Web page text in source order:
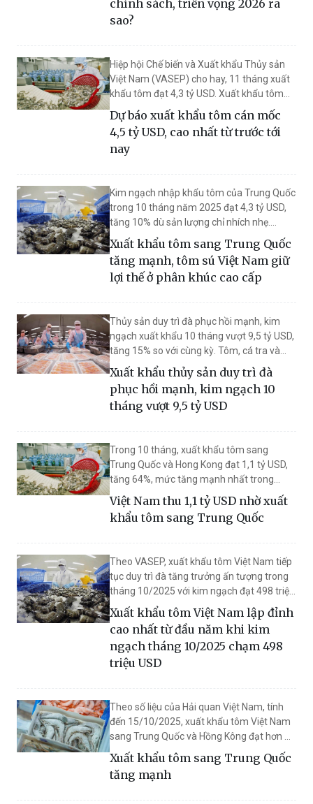
mong đợi.
chính sách, triển vọng 2026 ra
sao?
Hiệp hội Chế biến và Xuất khẩu Thủy sản
Việt Nam (VASEP) cho hay, 11 tháng xuất
khẩu tôm đạt 4,3 tỷ USD. Xuất khẩu tôm
Việt Nam được kỳ vọng sẽ cán mốc 4,5–
4,6 tỷ USD trong năm 2025, mức cao nhất
từ trước đến nay.
Dự báo xuất khẩu tôm cán mốc
4,5 tỷ USD, cao nhất từ trước tới
nay
Kim ngạch nhập khẩu tôm của Trung Quốc
trong 10 tháng năm 2025 đạt 4,3 tỷ USD,
tăng 10% dù sản lượng chỉ nhích nhẹ.
Trong bức tranh cạnh tranh ngày càng gay
gắt, tôm sú Việt Nam tiếp tục khẳng định vị
thế tại thị trường Trung Quốc và Hồng
Kông.
Xuất khẩu tôm sang Trung Quốc
tăng mạnh, tôm sú Việt Nam giữ
lợi thế ở phân khúc cao cấp
Thủy sản duy trì đà phục hồi mạnh, kim
ngạch xuất khẩu 10 tháng vượt 9,5 tỷ USD,
tăng 15% so với cùng kỳ. Tôm, cá tra và
nhóm mực - bạch tuộc giữ vai trò trụ cột,
trong khi thị trường Trung Quốc, Hồng
Kông tiếp tục dẫn dắt tăng trưởng.
Xuất khẩu thủy sản duy trì đà
phục hồi mạnh, kim ngạch 10
tháng vượt 9,5 tỷ USD
Trong 10 tháng, xuất khẩu tôm sang
Trung Quốc và Hong Kong đạt 1,1 tỷ USD,
tăng 64%, mức tăng mạnh nhất trong
toàn bộ các thị trường. Riêng tháng
10/2025, thị trường này ghi nhận kim
ngạch 140 triệu USD, cao nhất từ trước
Việt Nam thu 1,1 tỷ USD nhờ xuất
khẩu tôm sang Trung Quốc
Theo VASEP, xuất khẩu tôm Việt Nam tiếp
tục duy trì đà tăng trưởng ấn tượng trong
tháng 10/2025 với kim ngạch đạt 498 triệu
USD, tăng 26% so với cùng kỳ. Nhờ sự phục
hồi nhu cầu tại nhiều thị trường lớn, đặc
biệt là Trung Quốc – Hồng Kông, tổng kim
ngạch 10 tháng đạt 3,9 tỷ USD, cao hơn
22% so với năm 2024 và nằm trong nhóm
Xuất khẩu tôm Việt Nam lập đỉnh
cao nhất từ đầu năm khi kim
ngạch tháng 10/2025 chạm 498
triệu USD
Theo số liệu của Hải quan Việt Nam, tính
đến 15/10/2025, xuất khẩu tôm Việt Nam
sang Trung Quốc và Hồng Kông đạt hơn 1
tỷ USD, tăng 66% so với cùng kỳ năm
ngoái.
Xuất khẩu tôm sang Trung Quốc
tăng mạnh